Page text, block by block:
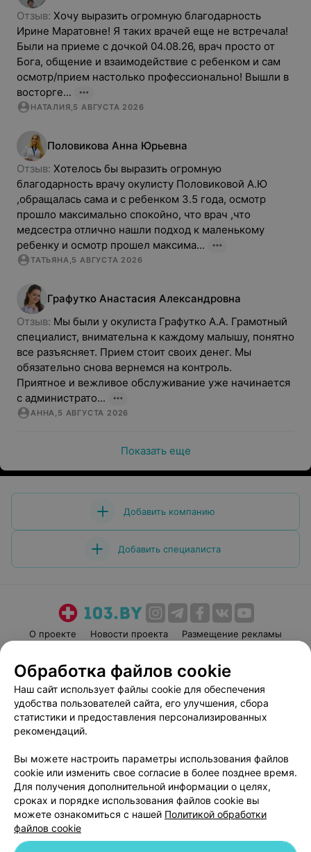
Отзыв: Хочу выразить огромную благодарность
Ирине Маратовне! Я таких врачей еще не встречала!
Были на приеме с дочкой 04.08.26, врач просто от
Бога, общение и взаимодействие с ребенком и сам
осмотр/прием настолько профессионально! Вышли в
восторге...
НАТАЛИЯ,5 АВГУСТА 2026
Половикова Анна Юрьевна
Отзыв: Хотелось бы выразить огромную
благодарность врачу окулисту Половиковой А.Ю
,обращалась сама и с ребенком 3.5 года, осмотр
прошло максимально спокойно, что врач ,что
медсестра отлично нашли подход к маленькому
ребенку и осмотр прошел максима...
ТАТЬЯНА,5 АВГУСТА 2026
Графутко Анастасия Александровна
Отзыв: Мы были у окулиста Графутко А.А. Грамотный
специалист, внимательна к каждому малышу, понятно
все разъясняет. Прием стоит своих денег. Мы
обязательно снова вернемся на контроль.
Приятное и вежливое обслуживание уже начинается
с администрато...
АННА, 5 АВГУСТА 2026
Показать еще
Добавить компанию
Добавить специалиста
О проекте Новости проекта
Размещение рекламы
Пользовательское соглашение
Способы оплаты
Вакансии
Партнеры
Написать руководителю 103.by
Обработка персональных данных
Обработка файлов cookie
Наш сайт использует файлы cookie для обеспечения
удобства пользователей сайта, его улучшения, сбора
статистики и предоставления персонализированных
рекомендаций.
Вы можете настроить параметры использования файлов
cookie или изменить свое согласие в более позднее время.
Для получения дополнительной информации о целях,
сроках и порядке использования файлов cookie вы
можете ознакомиться с нашей Политикой обработки
файлов cookie